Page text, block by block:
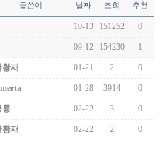
글쓴이 날짜 조회 추천
10-13 151252 0
09-12 154230 1
황재 01-21 2 0
01-28 3914 0
룡 02-22 3 0
황재 02-22 2 0